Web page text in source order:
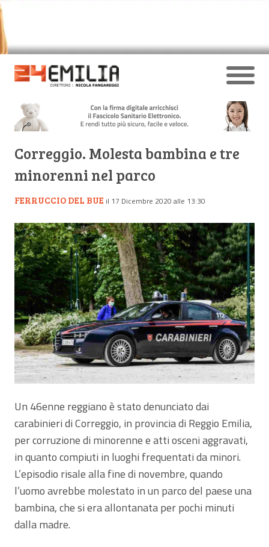
Correggio. Molesta bambina e tre
minorenni nel parco
FERRUCCIO DEL BUE il 17 Dicembre 2020 alle 13:30
Un 46enne reggiano è stato denunciato dai
carabinieri di Correggio, in provincia di Reggio Emilia,
per corruzione di minorenne e atti osceni aggravati,
in quanto compiuti in luoghi frequentati da minori.
L’episodio risale alla fine di novembre, quando
l’uomo avrebbe molestato in un parco del paese una
bambina, che si era allontanata per pochi minuti
dalla madre.